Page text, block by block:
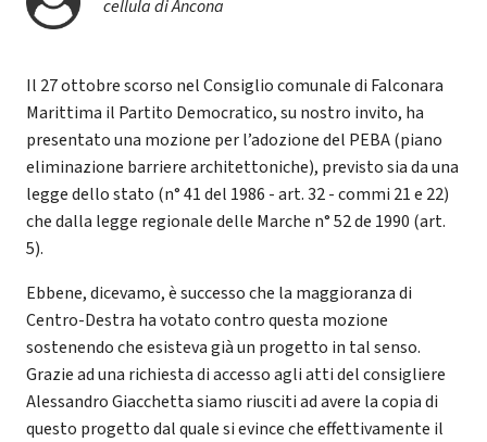
cellula di Ancona
Il 27 ottobre scorso nel Consiglio comunale di Falconara
Marittima il Partito Democratico, su nostro invito, ha
presentato una mozione per l’adozione del PEBA (piano
eliminazione barriere architettoniche), previsto sia da una
legge dello stato (n° 41 del 1986 - art. 32 - commi 21 e 22)
che dalla legge regionale delle Marche n° 52 de 1990 (art.
5).
Ebbene, dicevamo, è successo che la maggioranza di
Centro-Destra ha votato contro questa mozione
sostenendo che esisteva già un progetto in tal senso.
Grazie ad una richiesta di accesso agli atti del consigliere
Alessandro Giacchetta siamo riusciti ad avere la copia di
questo progetto dal quale si evince che effettivamente il